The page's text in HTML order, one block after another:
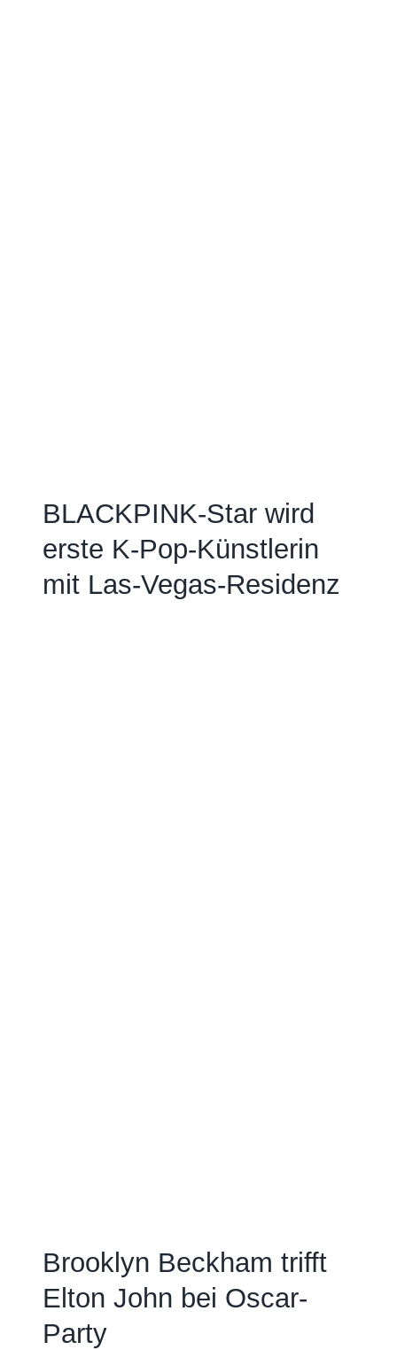
BLACKPINK-Star wird
erste K-Pop-Künstlerin
mit Las-Vegas-Residenz
Brooklyn Beckham trifft
Elton John bei Oscar-
Party